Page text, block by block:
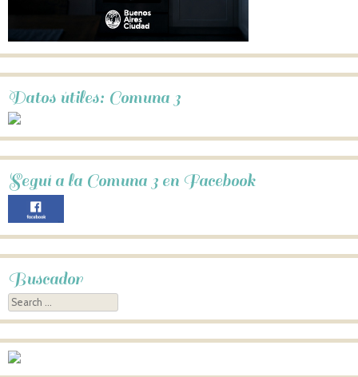
Datos útiles: Comuna 3
Seguí a la Comuna 3 en Facebook
Buscador
Search